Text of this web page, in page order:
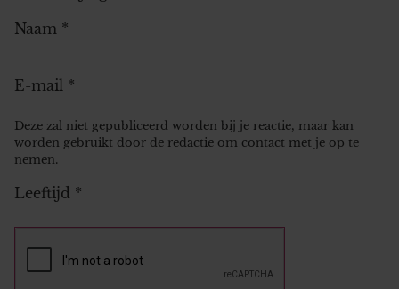
Naam *
E-mail *
Deze zal niet gepubliceerd worden bij je reactie, maar kan
worden gebruikt door de redactie om contact met je op te
nemen.
Leeftijd *